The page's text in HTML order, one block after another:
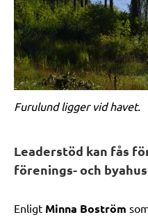
Furulund ligger vid havet.
Leaderstöd kan fås
förenings- och byahus
Enligt Minna Boström